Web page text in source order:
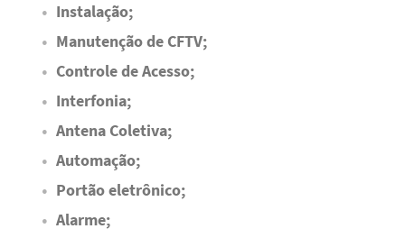
Instalação;
Manutenção de CFTV;
Controle de Acesso;
Interfonia;
Antena Coletiva;
Automação;
Portão eletrônico;
Alarme;